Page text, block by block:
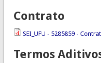
Contrato
SEI_UFU - 5285859 -
Termos